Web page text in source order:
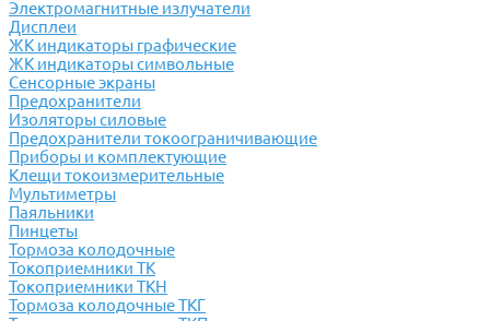
Электромагнитные излучатели
Дисплеи
ЖК индикаторы графические
ЖК индикаторы символьные
Сенсорные экраны
Предохранители
Изоляторы силовые
Предохранители токоограничивающие
Приборы и комплектующие
Клещи токоизмерительные
Мультиметры
Паяльники
Пинцеты
Тормоза колодочные
Токоприемники ТК
Токоприемники ТКН
Тормоза колодочные ТКГ